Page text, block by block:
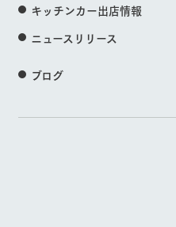
キッチンカー出店情報
ニュースリリース
ブログ